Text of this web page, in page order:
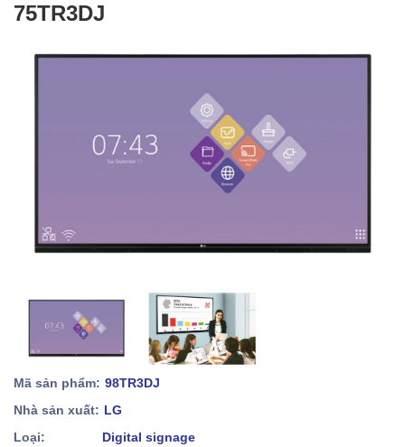
75TR3DJ
Mã sản phẩm: 98TR3DJ
Nhà sản xuất: LG
Loại:
Digital signage